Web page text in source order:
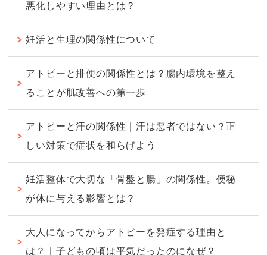
悪化しやすい理由とは？
妊活と生理の関係性について
アトピーと排便の関係性とは？腸内環境を整え
ることが肌改善への第一歩
アトピーと汗の関係性｜汗は悪者ではない？正
しい対策で症状を和らげよう
妊活整体で大切な「骨盤と腸」の関係性。便秘
が体に与える影響とは？
大人になってからアトピーを発症する理由と
は？｜子どもの頃は平気だったのになぜ？